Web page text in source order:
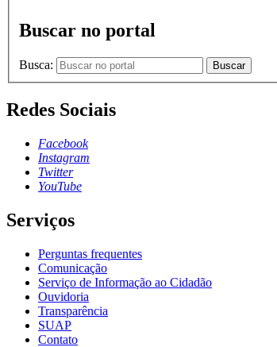
Buscar no portal
Busca: Buscar
Redes Sociais
Facebook
Instagram
Twitter
YouTube
Serviços
Perguntas frequentes
Comunicação
Serviço de Informação ao Cidadão
Ouvidoria
Transparência
SUAP
Contato